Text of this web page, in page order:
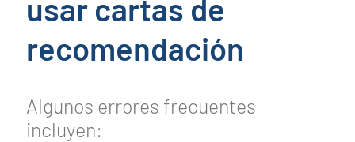
usar cartas de
recomendación
Algunos errores frecuentes
incluyen: